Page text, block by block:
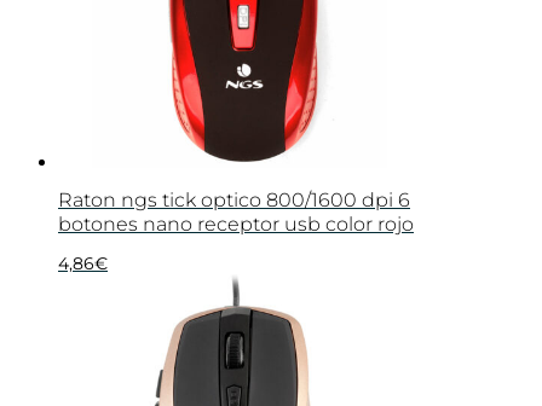
Raton ngs tick optico 800/1600 dpi 6
botones nano receptor usb color rojo
4,86€